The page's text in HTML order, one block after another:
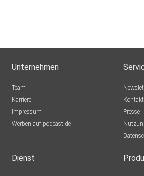
Unternehmen
Team
Karriere
Impressum
Werben auf podcast.de
Kontakt
Presse
Dienst